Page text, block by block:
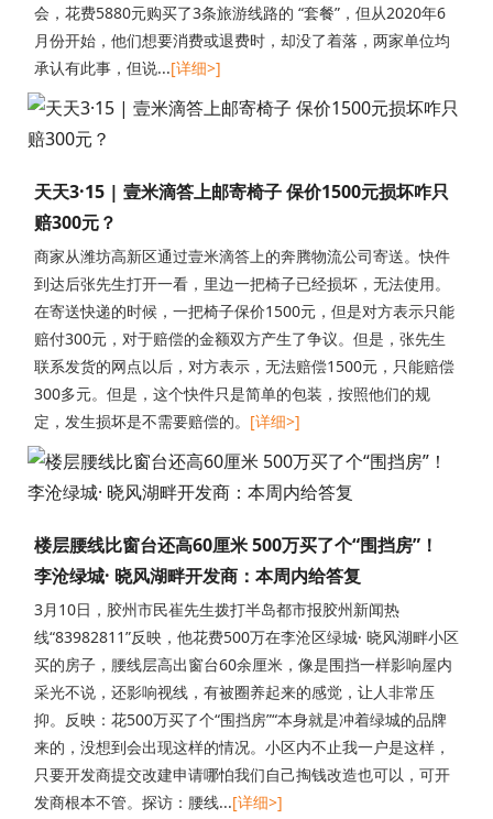
会，花费5880元购买了3条旅游线路的 “套餐”，但从2020年6
月份开始，他们想要消费或退费时，却没了着落，两家单位均
承认有此事，但说...[详细>]
天天3·15 | 壹米滴答上邮寄椅子 保价1500元损坏咋只
赔300元？
商家从潍坊高新区通过壹米滴答上的奔腾物流公司寄送。快件
到达后张先生打开一看，里边一把椅子已经损坏，无法使用。
在寄送快递的时候，一把椅子保价1500元，但是对方表示只能
赔付300元，对于赔偿的金额双方产生了争议。但是，张先生
联系发货的网点以后，对方表示，无法赔偿1500元，只能赔偿
300多元。但是，这个快件只是简单的包装，按照他们的规
定，发生损坏是不需要赔偿的。 [详细>]
楼层腰线比窗台还高60厘米 500万买了个“围挡房”！
李沧绿城· 晓风湖畔开发商：本周内给答复
3月10日，胶州市民崔先生拨打半岛都市报胶州新闻热
线“83982811”反映，他花费500万在李沧区绿城· 晓风湖畔小区
买的房子，腰线层高出窗台60余厘米，像是围挡一样影响屋内
采光不说，还影响视线，有被圈养起来的感觉，让人非常压
抑。反映：花500万买了个“围挡房”“本身就是冲着绿城的品牌
来的，没想到会出现这样的情况。小区内不止我一户是这样，
只要开发商提交改建申请哪怕我们自己掏钱改造也可以，可开
发商根本不管。探访：腰线...[详细>]